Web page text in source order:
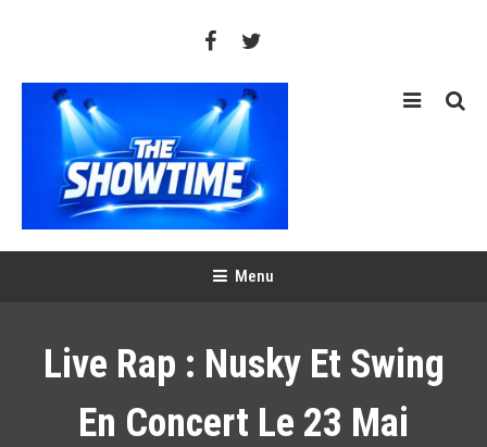
Menu
Live Rap : Nusky Et Swing
En Concert Le 23 Mai